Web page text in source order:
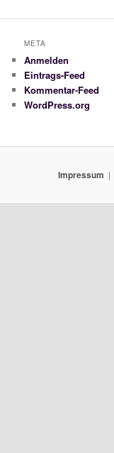
META
Anmelden
Eintrags-Feed
Kommentar-Feed
WordPress.org
Impressum